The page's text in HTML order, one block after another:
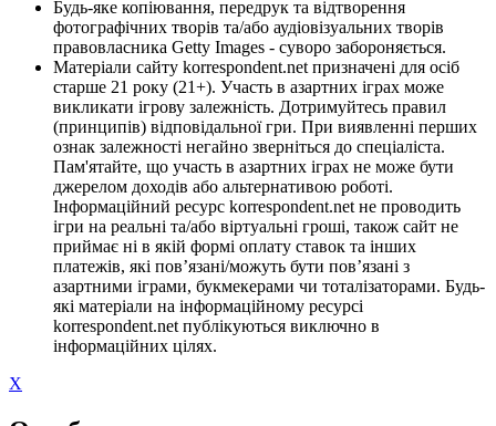
Будь-яке копіювання, передрук та відтворення
фотографічних творів та/або аудіовізуальних творів
правовласника Getty Images - суворо забороняється.
Матеріали сайту korrespondent.net призначені для осіб
старше 21 року (21+). Участь в азартних іграх може
викликати ігрову залежність. Дотримуйтесь правил
(принципів) відповідальної гри. При виявленні перших
ознак залежності негайно зверніться до спеціаліста.
Пам'ятайте, що участь в азартних іграх не може бути
джерелом доходів або альтернативою роботі.
Інформаційний ресурс korrespondent.net не проводить
ігри на реальні та/або віртуальні гроші, також сайт не
приймає ні в якій формі оплату ставок та інших
платежів, які пов’язані/можуть бути пов’язані з
азартними іграми, букмекерами чи тоталізаторами. Будь-
які матеріали на інформаційному ресурсі
korrespondent.net публікуються виключно в
інформаційних цілях.
X